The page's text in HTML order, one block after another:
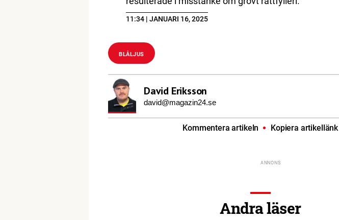
11:34 | JANUARI 16, 2025
BLÅLJUS
David Eriksson
david@magazin24.se
Kommentera artikeln Kopiera artikellänk
Andra läser